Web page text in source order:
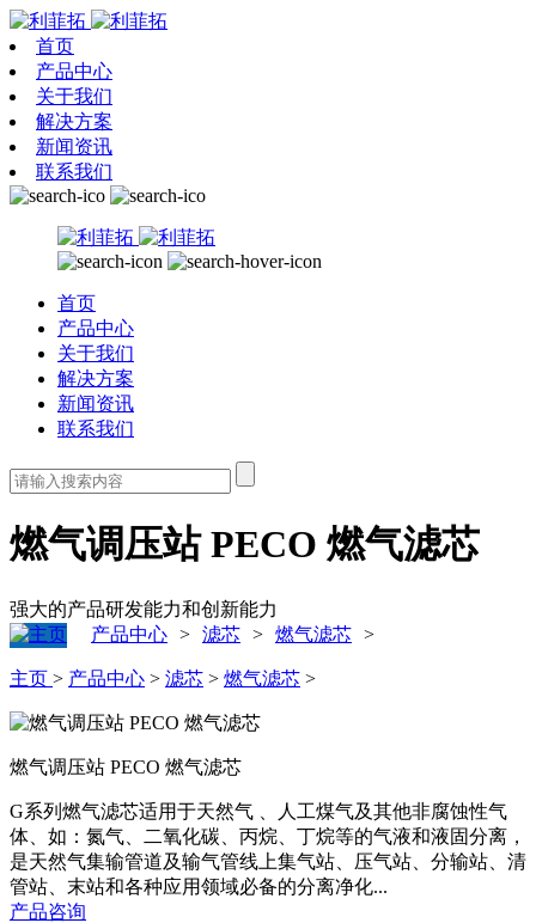
首页
产品中心
关于我们
解决方案
新闻资讯
联系我们
首页
产品中心
关于我们
解决方案
新闻资讯
联系我们
燃气调压站 PECO 燃气滤芯
强大的产品研发能力和创新能力
产品中心 > 滤芯 > 燃气滤芯 >
主页 > 产品中心 > 滤芯 > 燃气滤芯 >
燃气调压站 PECO 燃气滤芯
G系列燃气滤芯适用于天然气 、人工煤气及其他非腐蚀性气
体、如：氮气、二氧化碳、丙烷、丁烷等的气液和液固分离，
是天然气集输管道及输气管线上集气站、压气站、分输站、清
管站、末站和各种应用领域必备的分离净化...
产品咨询